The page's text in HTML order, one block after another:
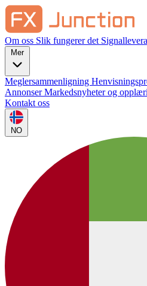
Om oss Slik fungerer det
Mer
Meglersammenligning
AnnonserMarkedsnyheter og
Kontakt oss
NO